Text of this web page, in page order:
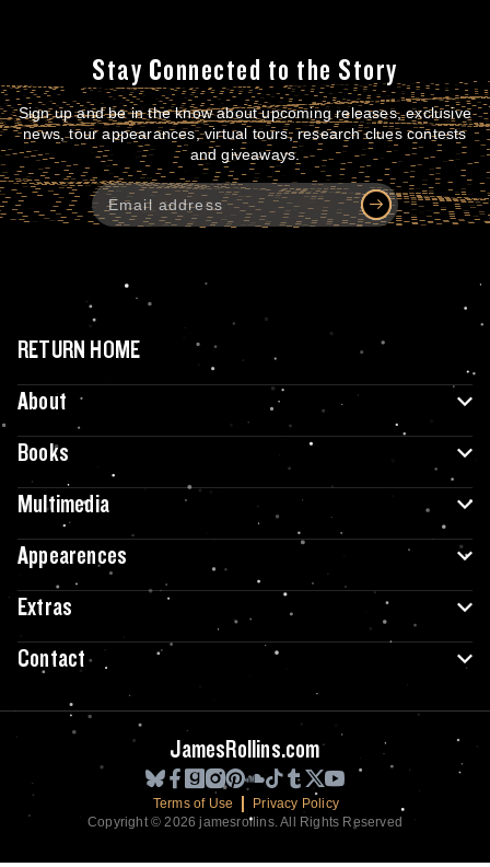
Stay Connected to the Story
Sign up and be in the know about upcoming releases, exclusive
news, tour appearances, virtual tours, research clues contests
and giveaways.
RETURN HOME
About
Books
Multimedia
Appearences
Extras
Contact
JamesRollins.com
Terms of Use
Privacy Policy
Copyright © 2026 jamesrollins. All Rights Reserved